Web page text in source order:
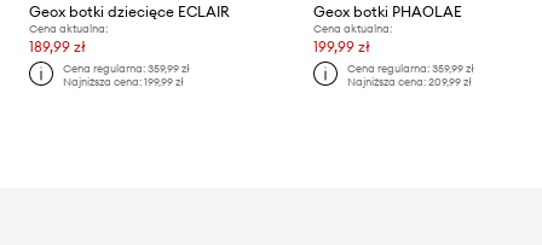
Geox botki dziecięce ECLAIR
Cena aktualna:
189,99 zł
Cena regularna:359,99 zł
Najniższa cena:199,99 zł
Geox botki PHAOLAE
Cena aktualna:
199,99 zł
Cena regularna: 359,99 zł
Najniższa cena: 209,99 zł